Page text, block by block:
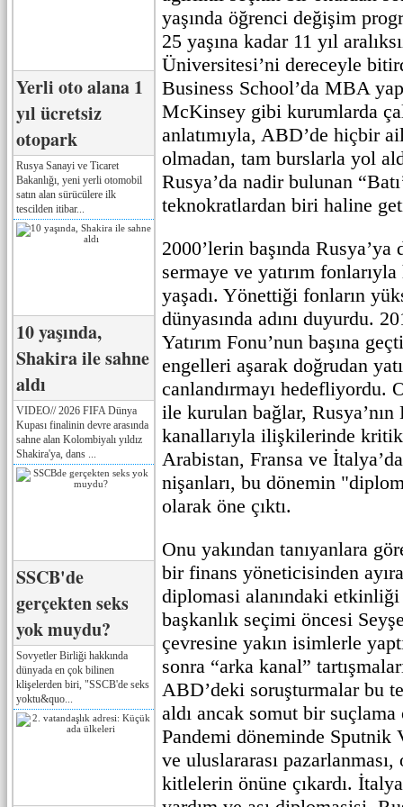
Yerli oto alana 1
yıl ücretsiz
otopark
Rusya Sanayi ve Ticaret
Bakanlığı, yeni yerli otomobil
satın alan sürücülere ilk
tescilden itibar...
10 yaşında,
Shakira ile sahne
aldı
VIDEO// 2026 FIFA Dünya
Kupası finalinin devre arasında
sahne alan Kolombiyalı yıldız
Shakira'ya, dans ...
SSCB'de
gerçekten seks
yok muydu?
Sovyetler Birliği hakkında
dünyada en çok bilinen
klişelerden biri, "SSCB'de seks
yoktu&quo...
yaşında öğrenci değişim
25 yaşına kadar 11 yıl
Üniversitesi’ni dereceyle
Business School’da MBA
McKinsey gibi kurumlarda
anlatımıyla, ABD’de hiçbir
olmadan, tam burslarla yol
Rusya’da nadir bulunan
teknokratlardan biri haline
2000’lerin başında
sermaye ve yatırım
yaşadı. Yönettiği fonların
dünyasında adını duyurdu.
Yatırım Fonu’nun başına
engelleri aşarak doğrudan
canlandırmayı hedefliyordu.
ile kurulan bağlar, Rusya’nın
kanallarıyla ilişkilerinde
Arabistan, Fransa ve
nişanları, bu dönemin
olarak öne çıktı.
Onu yakından tanıyanlara
bir finans yöneticisinden
diplomasi alanındaki etkinliği
başkanlık seçimi öncesi
çevresine yakın isimlerle
sonra “arka kanal”
ABD’deki soruşturmalar bu
aldı ancak somut bir suçlama
Pandemi döneminde Sputnik
ve uluslararası
kitlelerin önüne çıkardı.